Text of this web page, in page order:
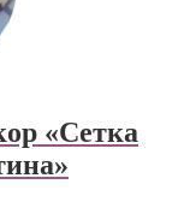
«Сетка